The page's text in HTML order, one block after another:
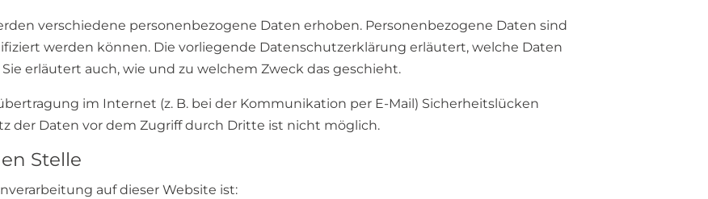
verschiedene personenbezogene Daten erhoben. Personenbezogene Daten sind
werden können. Die vorliegende Datenschutzerklärung erläutert, welche Daten
erläutert auch, wie und zu welchem Zweck das geschieht.
im Internet (z. B. bei der Kommunikation per E-Mail) Sicherheitslücken
der Daten vor dem Zugriff durch Dritte ist nicht möglich.
Stelle
auf dieser Website ist: